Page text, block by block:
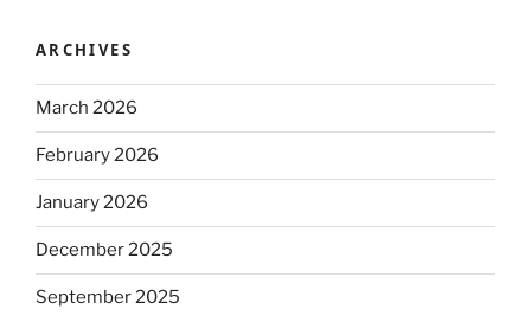
ARCHIVES
March 2026
February 2026
January 2026
December 2025
September 2025